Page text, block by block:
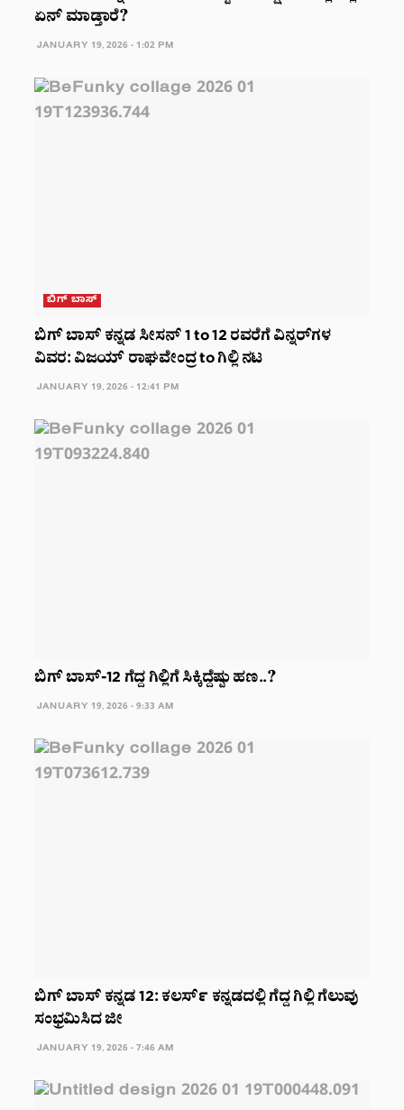
ಏನ್ ಮಾಡ್ತಾರೆ?
JANUARY 19, 2026 - 1:02 PM
ಬಿಗ್ ಬಾಸ್
ಬಿಗ್ ಬಾಸ್ ಕನ್ನಡ ಸೀಸನ್ 1 to 12 ರವರೆಗೆ ವಿನ್ನರ್‌ಗಳ
ವಿವರ: ವಿಜಯ್ ರಾಘವೇಂದ್ರ to ಗಿಲ್ಲಿ ನಟ
JANUARY 19, 2026 - 12:41 PM
ಬಿಗ್ ಬಾಸ್-12 ಗೆದ್ದ ಗಿಲ್ಲಿಗೆ ಸಿಕ್ಕಿದ್ದೆಷ್ಟು ಹಣ..?
JANUARY 19, 2026 - 9:33 AM
ಬಿಗ್ ಬಾಸ್ ಕನ್ನಡ 12: ಕಲರ್ಸ್ ಕನ್ನಡದಲ್ಲಿ ಗೆದ್ದ ಗಿಲ್ಲಿ ಗೆಲುವು
ಸಂಭ್ರಮಿಸಿದ ಜೀ
JANUARY 19, 2026 - 7:46 AM